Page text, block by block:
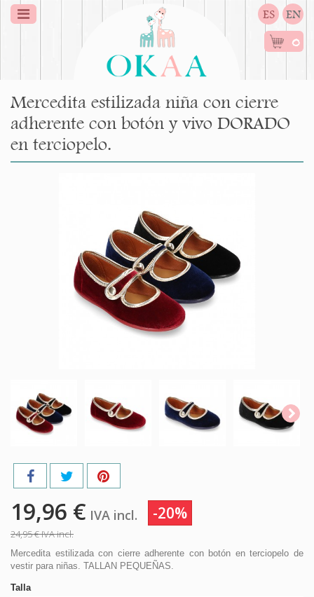
ES EN
0
Mercedita estilizada niña con cierre
adherente con botón y vivo DORADO
en terciopelo.
19,96 € IVA incl. -20%
24,95 €IVA incl.
Mercedita estilizada con cierre adherente con botón en terciopelo de
vestir para niñas. TALLAN PEQUEÑAS.
Talla